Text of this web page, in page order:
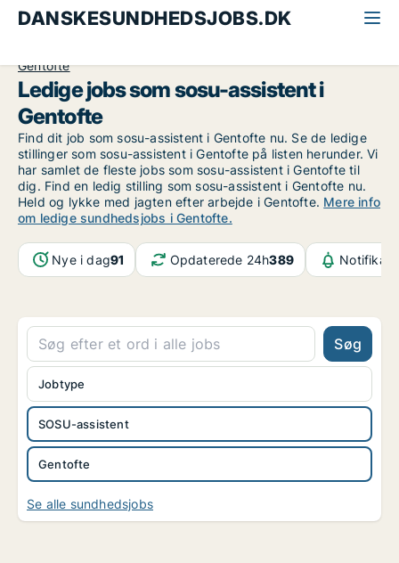
DANSKESUNDHEDSJOBS.DK
Gentofte
Ledige jobs som sosu-assistent i
Gentofte
Find dit job som sosu-assistent i Gentofte nu. Se de ledige
stillinger som sosu-assistent i Gentofte på listen herunder. Vi
har samlet de fleste jobs som sosu-assistent i Gentofte til
dig. Find en ledig stilling som sosu-assistent i Gentofte nu.
Held og lykke med jagten efter arbejde i Gentofte. Mere info
om ledige sundhedsjobs i Gentofte.
Nye i dag91 Opdaterede 24h389
Søg
SOSU-assistent
Gentofte
Jobtype
Se alle sundhedsjobs